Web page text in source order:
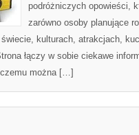
podróżniczych opowieści,
zarówno osoby planujące
kulturach, atrakcjach,
łączy w sobie ciekawe
można […]